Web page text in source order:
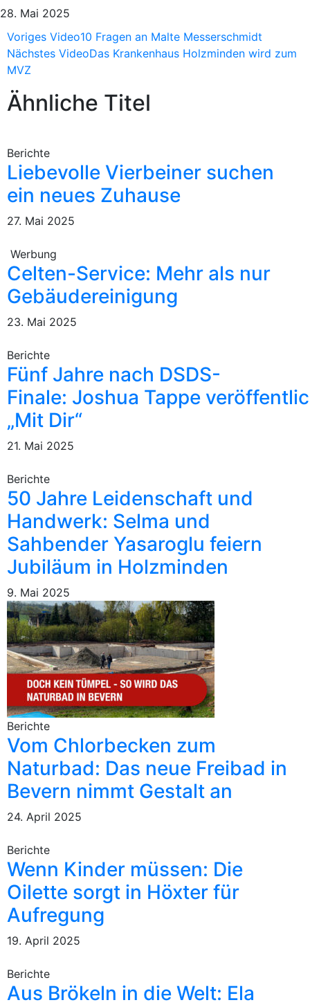
28. Mai 2025
Voriges Video10 Fragen an Malte Messerschmidt
Nächstes VideoDas Krankenhaus Holzminden wird zum
MVZ
Ähnliche Titel
Berichte
Liebevolle Vierbeiner suchen
ein neues Zuhause
27. Mai 2025
Werbung
Celten-Service: Mehr als nur
Gebäudereinigung
23. Mai 2025
Berichte
Fünf Jahre nach DSDS-
Finale: Joshua Tappe
„Mit Dir“
21. Mai 2025
Berichte
50 Jahre Leidenschaft und
Handwerk: Selma und
Sahbender Yasaroglu feiern
Jubiläum in Holzminden
9. Mai 2025
Berichte
Vom Chlorbecken zum
Naturbad: Das neue Freibad in
Bevern nimmt Gestalt an
24. April 2025
Berichte
Wenn Kinder müssen: Die
Oilette sorgt in Höxter für
Aufregung
19. April 2025
Berichte
Aus Brökeln in die Welt: Ela